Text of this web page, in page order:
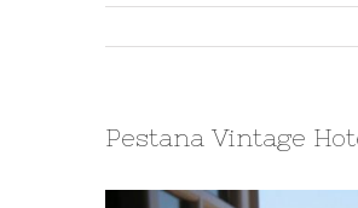
Pestana Vintage